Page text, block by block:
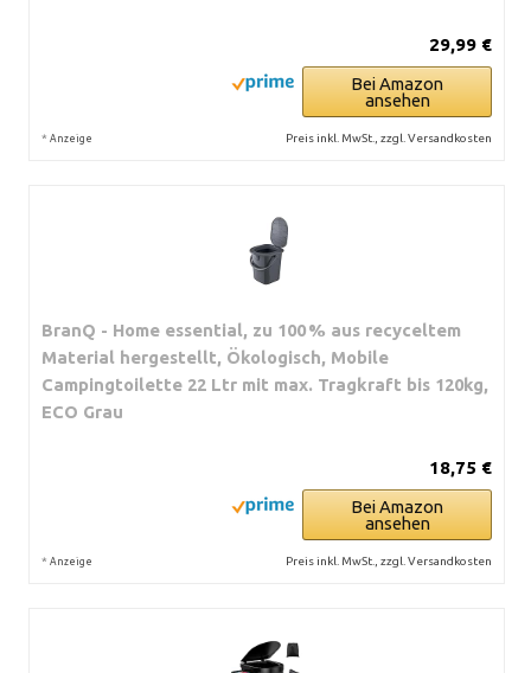
29,99 €
Bei Amazon
ansehen
* Anzeige Preis inkl. MwSt., zzgl. Versandkosten
BranQ - Home essential, zu 100 % aus recyceltem
Material hergestellt, Ökologisch, Mobile
Campingtoilette 22 Ltr mit max. Tragkraft bis 120kg,
ECO Grau
18,75 €
Bei Amazon
ansehen
* Anzeige Preis inkl. MwSt., zzgl. Versandkosten